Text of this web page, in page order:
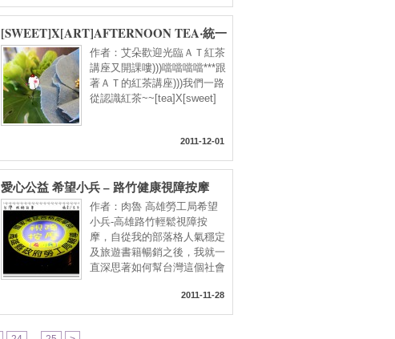
[SWEET]X[ART]AFTERNOON TEA‧統一
午茶風光|紅茶講座の手作花♥作者：艾朵歡迎光臨ＡＴ紅茶
講座又開課嘍)))噹噹噹噹***跟
著ＡＴ的紅茶講座)))我們一路
從認識紅茶~~[tea]X[sweet]
2011-12-01
愛心公益 希望小兵 – 路竹健康視障按摩
作者：肉魯 高雄勞工局希望
小兵-高雄路竹輕鬆視障按
摩，自從我的部落格人氣穩定
及旅遊書籍暢銷之後，我就一
直深思著如何幫台灣這個社會
2011-11-28